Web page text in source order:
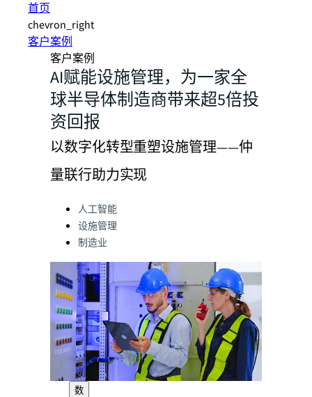
首页
chevron_right
客户案例
客户案例
AI赋能设施管理，为一家全
球半导体制造商带来超5倍投
资回报
以数字化转型重塑设施管理——仲
量联行助力实现
Categories:
人工智能
设施管理
制造业
数